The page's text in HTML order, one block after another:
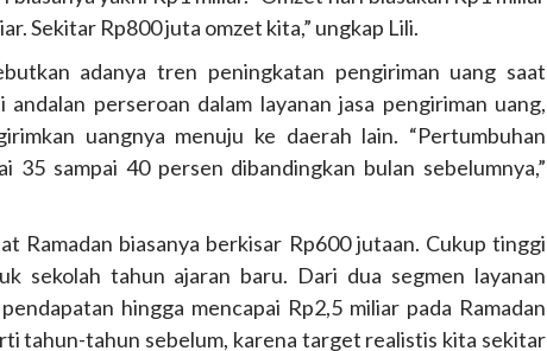
Sekitar Rp800 juta omzet kita,” ungkap Lili.
adanya tren peningkatan pengiriman uang saat
perseroan dalam layanan jasa pengiriman uang,
uangnya menuju ke daerah lain. “Pertumbuhan
35 sampai 40 persen dibandingkan bulan sebelumnya,”
Ramadan biasanya berkisar Rp600 jutaan. Cukup tinggi
sekolah tahun ajaran baru. Dari dua segmen layanan
hingga mencapai Rp2,5 miliar pada Ramadan
tahun-tahun sebelum, karena target realistis kita sekitar